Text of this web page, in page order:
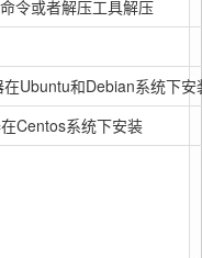
令或者解压工具解压
Ubuntu和Debian系统下安
Centos系统下安装